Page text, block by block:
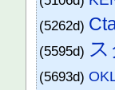
(5262d)
(5595d) ス
(5693d)